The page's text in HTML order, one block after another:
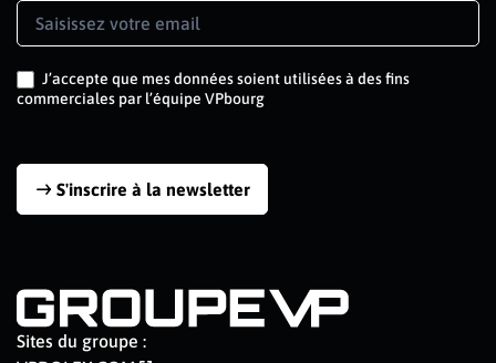
Newsletter
Signup
J’accepte que mes données soient utilisées à des fins
commerciales par l’équipe VPbourg
S'inscrire à la newsletter
Sites du groupe :